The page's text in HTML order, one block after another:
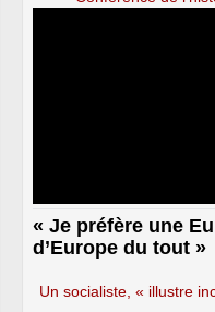
« Je préfère une
d’Europe du tout »
Un socialiste, « illustre